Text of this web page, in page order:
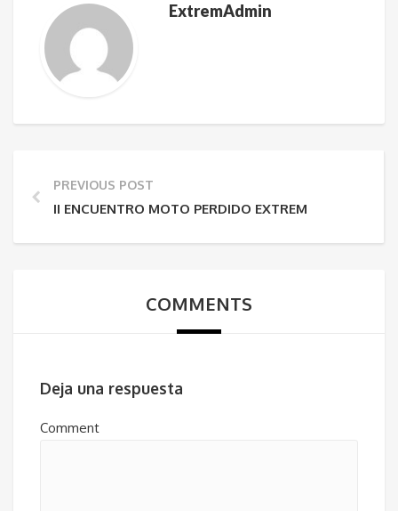
ExtremAdmin
PREVIOUS POST
II ENCUENTRO MOTO PERDIDO EXTREM
COMMENTS
Deja una respuesta
Comment